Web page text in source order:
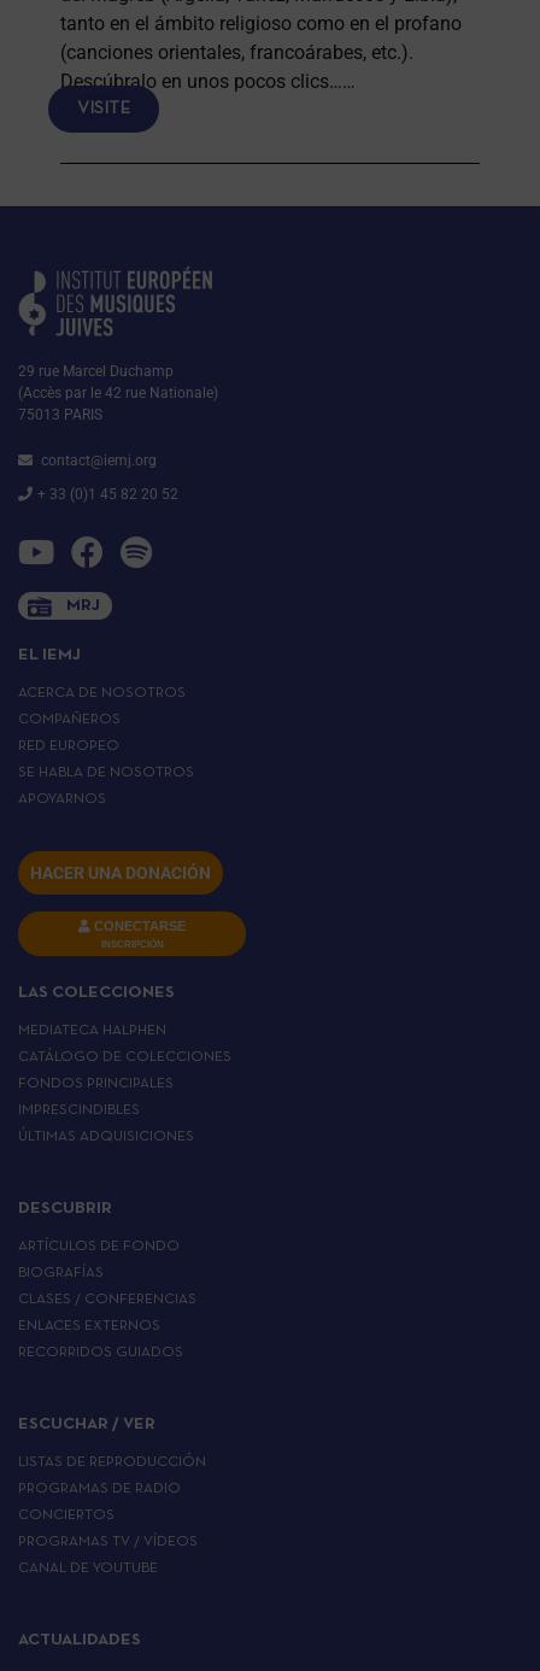
tanto en el ámbito religioso como en el profano
(canciones orientales, francoárabes, etc.).
Descúbralo en unos pocos clics……
VISITE
29 rue Marcel Duchamp
(Accès par le 42 rue Nationale)
75013 PARIS
contact@iemj.org
+ 33 (0)1 45 82 20 52
MRJ
EL IEMJ
ACERCA DE NOSOTROS
COMPAÑEROS
RED EUROPEO
SE HABLA DE NOSOTROS
APOYARNOS
HACER UNA DONACIÓN
CONECTARSE
INSCRIPCIÓN
LAS COLECCIONES
MEDIATECA HALPHEN
CATÁLOGO DE COLECCIONES
FONDOS PRINCIPALES
IMPRESCINDIBLES
ÚLTIMAS ADQUISICIONES
DESCUBRIR
ARTÍCULOS DE FONDO
BIOGRAFÍAS
CLASES / CONFERENCIAS
ENLACES EXTERNOS
RECORRIDOS GUIADOS
ESCUCHAR / VER
LISTAS DE REPRODUCCIÓN
PROGRAMAS DE RADIO
CONCIERTOS
PROGRAMAS TV / VÍDEOS
CANAL DE YOUTUBE
ACTUALIDADES